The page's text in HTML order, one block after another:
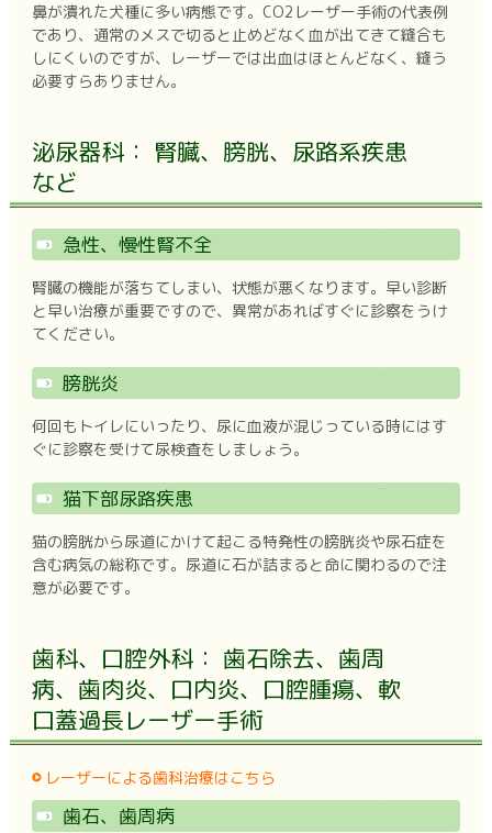
鼻が潰れた犬種に多い病態です。CO2レーザー手術の代表例
であり、通常のメスで切ると止めどなく血が出てきて縫合も
しにくいのですが、レーザーでは出血はほとんどなく、縫う
必要すらありません。
泌尿器科： 腎臓、膀胱、尿路系疾患
など
急性、慢性腎不全
腎臓の機能が落ちてしまい、状態が悪くなります。早い診断
と早い治療が重要ですので、異常があればすぐに診察をうけ
てください。
膀胱炎
何回もトイレにいったり、尿に血液が混じっている時にはす
ぐに診察を受けて尿検査をしましょう。
猫下部尿路疾患
猫の膀胱から尿道にかけて起こる特発性の膀胱炎や尿石症を
含む病気の総称です。尿道に石が詰まると命に関わるので注
意が必要です。
歯科、口腔外科： 歯石除去、歯周
病、歯肉炎、口内炎、口腔腫瘍、軟
口蓋過長レーザー手術
レーザーによる歯科治療はこちら
歯石、歯周病